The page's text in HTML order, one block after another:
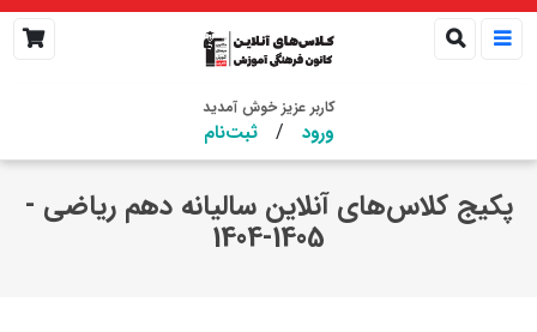
کاربر عزیز خوش آمدید
ورود / ثبت‌نام
پکیج کلاس‌های آنلاین سالیانه دهم ریاضی -
1405-1404